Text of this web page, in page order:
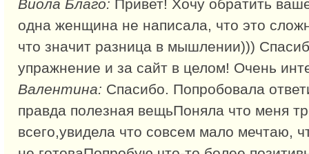
Виола Благо: Привет! Хочу обратить
одна женщина не написала, что это
что значит разница в мышлении)))
упражнение и за сайт в целом! Очень
Валентина: Спасибо. Попробовала
правда полезная вещьПоняла что меня
всего,увидела что совсем мало мечтаю,